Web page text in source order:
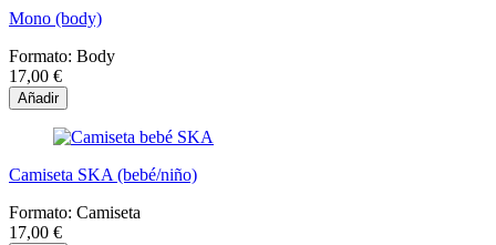
Mono (body)
Formato: Body
17,00 €
Añadir
Camiseta SKA (bebé/niño)
Formato: Camiseta
17,00 €